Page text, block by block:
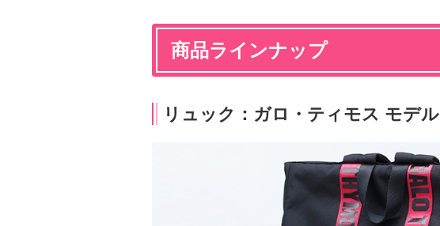
商品ラインナップ
リュック：ガロ・ティモス モデル